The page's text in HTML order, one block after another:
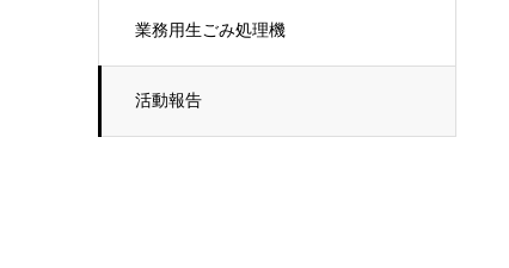
業務用生ごみ処理機
活動報告